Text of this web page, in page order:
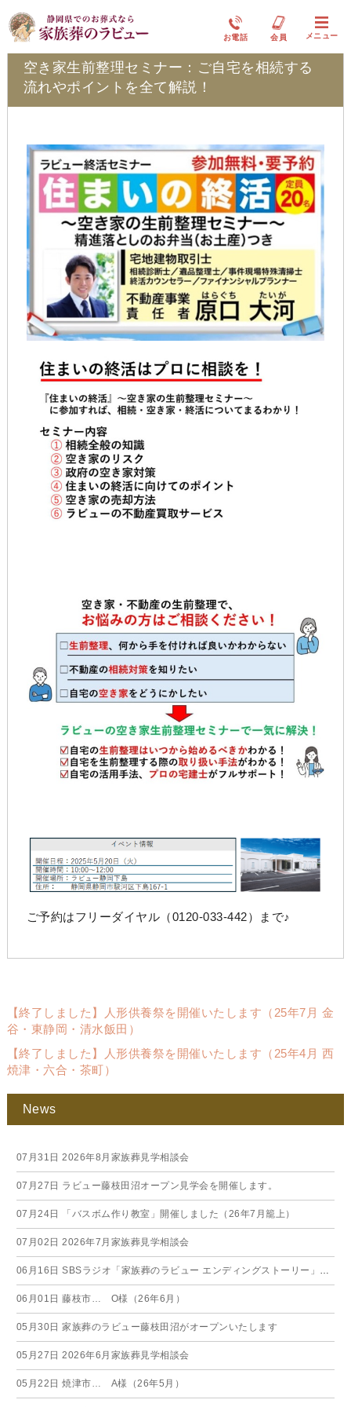
お電話 会員 メニュー
イベント情報
空き家生前整理セミナー：ご自宅を相続する
流れやポイントを全て解説！
ご予約はフリーダイヤル（0120-033-442）まで♪
【終了しました】人形供養祭を開催いたします（25年7月 金
谷・東静岡・清水飯田）
【終了しました】人形供養祭を開催いたします（25年4月 西
焼津・六合・茶町）
News
07月31日 2026年8月家族葬見学相談会
07月27日 ラビュー藤枝田沼オープン見学会を開催します。
07月24日 「バスボム作り教室」開催しました（26年7月籠上）
07月02日 2026年7月家族葬見学相談会
06月16日 SBSラジオ「家族葬のラビュー エンディングストーリー」に弊社スタッフが出演いたしました（26年6月）
06月01日 藤枝市… O様（26年6月）
05月30日 家族葬のラビュー藤枝田沼がオープンいたします
05月27日 2026年6月家族葬見学相談会
05月22日 焼津市… A様（26年5月）